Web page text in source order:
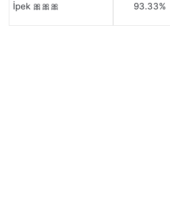
İpek 🎀🎀🎀 93.33%